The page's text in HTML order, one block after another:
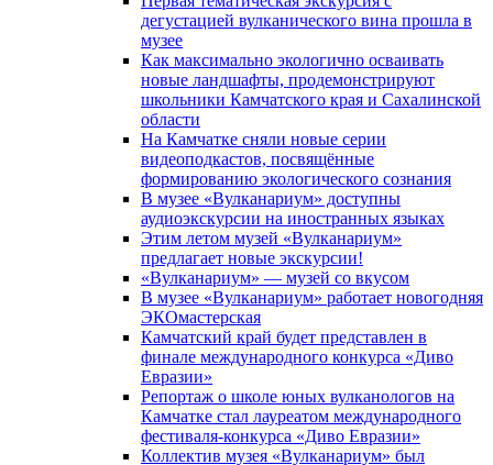
дегустацией вулканического вина прошла в
музее
Как максимально экологично осваивать
новые ландшафты, продемонстрируют
школьники Камчатского края и Сахалинской
области
На Камчатке сняли новые серии
видеоподкастов, посвящённые
формированию экологического сознания
В музее «Вулканариум» доступны
аудиоэкскурсии на иностранных языках
Этим летом музей «Вулканариум»
предлагает новые экскурсии!
«Вулканариум» — музей со вкусом
В музее «Вулканариум» работает новогодняя
ЭКОмастерская
Камчатский край будет представлен в
финале международного конкурса «Диво
Евразии»
Репортаж о школе юных вулканологов на
Камчатке стал лауреатом международного
фестиваля-конкурса «Диво Евразии»
Коллектив музея «Вулканариум» был